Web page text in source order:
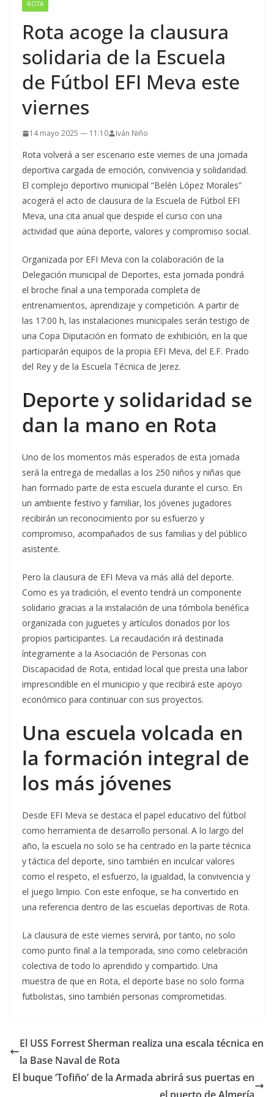
ROTA
Rota acoge la clausura
solidaria de la Escuela
de Fútbol EFI Meva este
viernes
14 mayo 2025 — 11:10 Iván Niño
Rota volverá a ser escenario este viernes de una jornada
deportiva cargada de emoción, convivencia y solidaridad.
El complejo deportivo municipal “Belén López Morales”
acogerá el acto de clausura de la Escuela de Fútbol EFI
Meva, una cita anual que despide el curso con una
actividad que aúna deporte, valores y compromiso social.
Organizada por EFI Meva con la colaboración de la
Delegación municipal de Deportes, esta jornada pondrá
el broche final a una temporada completa de
entrenamientos, aprendizaje y competición. A partir de
las 17:00 h, las instalaciones municipales serán testigo de
una Copa Diputación en formato de exhibición, en la que
participarán equipos de la propia EFI Meva, del E.F. Prado
del Rey y de la Escuela Técnica de Jerez.
Deporte y solidaridad se
dan la mano en Rota
Uno de los momentos más esperados de esta jornada
será la entrega de medallas a los 250 niños y niñas que
han formado parte de esta escuela durante el curso. En
un ambiente festivo y familiar, los jóvenes jugadores
recibirán un reconocimiento por su esfuerzo y
compromiso, acompañados de sus familias y del público
asistente.
Pero la clausura de EFI Meva va más allá del deporte.
Como es ya tradición, el evento tendrá un componente
solidario gracias a la instalación de una tómbola benéfica
organizada con juguetes y artículos donados por los
propios participantes. La recaudación irá destinada
íntegramente a la Asociación de Personas con
Discapacidad de Rota, entidad local que presta una labor
imprescindible en el municipio y que recibirá este apoyo
económico para continuar con sus proyectos.
Una escuela volcada en
la formación integral de
los más jóvenes
Desde EFI Meva se destaca el papel educativo del fútbol
como herramienta de desarrollo personal. A lo largo del
año, la escuela no solo se ha centrado en la parte técnica
y táctica del deporte, sino también en inculcar valores
como el respeto, el esfuerzo, la igualdad, la convivencia y
el juego limpio. Con este enfoque, se ha convertido en
una referencia dentro de las escuelas deportivas de Rota.
La clausura de este viernes servirá, por tanto, no solo
como punto final a la temporada, sino como celebración
colectiva de todo lo aprendido y compartido. Una
muestra de que en Rota, el deporte base no solo forma
futbolistas, sino también personas comprometidas.
El USS Forrest Sherman realiza una escala técnica en
la Base Naval de Rota
El buque ‘Tofiño’ de la Armada abrirá sus puertas en